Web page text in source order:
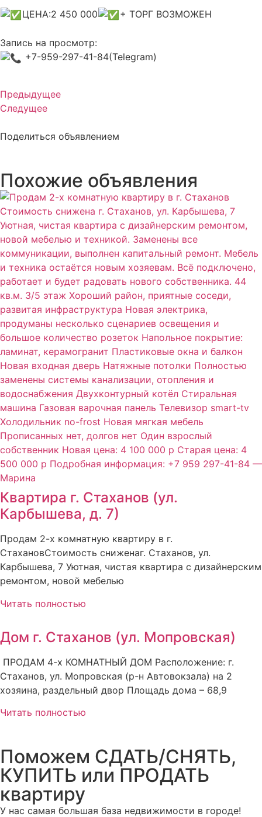
ЦЕНА:2 450 000 + ТОРГ ВОЗМОЖЕН
Запись на просмотр:
+7-959-297-41-84(Telegram)
Предыдущее
Следущее
Поделиться объявлением
Похожие объявления
Квартира г. Стаханов (ул.
Карбышева, д. 7)
Продам 2-х комнатную квартиру в г.
СтахановСтоимость сниженаг. Стаханов, ул.
Карбышева, 7 Уютная, чистая квартира с дизайнерским
ремонтом, новой мебелью
Читать полностью
Дом г. Стаханов (ул. Мопровская)
ПРОДАМ 4-х КОМНАТНЫЙ ДОМ Расположение: г.
Стаханов, ул. Мопровская (р-н Автовокзала) на 2
хозяина, раздельный двор Площадь дома – 68,9
Читать полностью
Поможем СДАТЬ/СНЯТЬ,
КУПИТЬ или ПРОДАТЬ
квартиру
У нас самая большая база недвижимости в городе!